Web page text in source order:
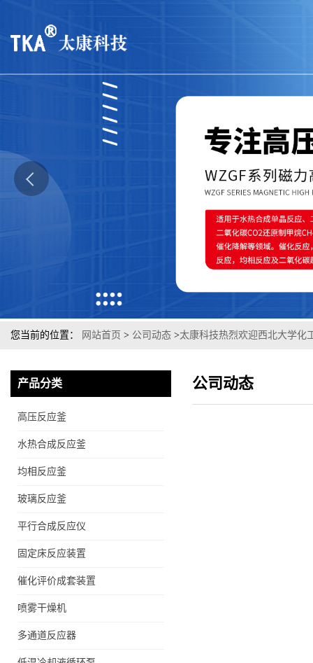
您当前的位置： 网站首页 > 公司动态 >太康科技热烈欢迎西北大学化
产品分类
高压反应釜
水热合成反应釜
均相反应釜
玻璃反应釜
平行合成反应仪
固定床反应装置
催化评价成套装置
喷雾干燥机
多通道反应器
公司动态